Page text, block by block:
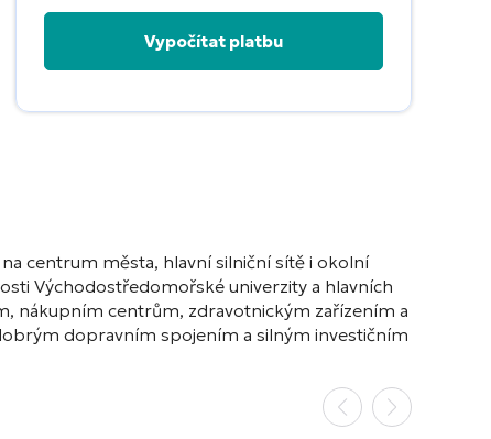
centrum města, hlavní silniční sítě i okolní
Východostředomořské univerzity a hlavních
nákupním centrům, zdravotnickým zařízením a
dopravním spojením a silným investičním